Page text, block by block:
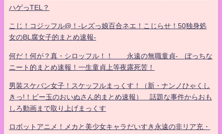
ハゲっTEL？
こじ！コジッフル@！-レズっ娘百合ネエ！こじらせ！50独身処
女のBL腐女子的まとめ速報-
何だ！何が？真・シロッフル！！ 永遠の無職童貞- ぼっちな
ニート的まとめ速報！一生童貞上等夜露死苦！
男装スケバン女子！スケッフルまっくす！（新・ナンノひゃくし
きっ!！ビー玉のおいぬさん的まとめ速報） 話題な事件からおも
しろ動画まで取り上げまっくす
ロボットアニメ！メカと美少女キャラだいすき永遠の非リア充・